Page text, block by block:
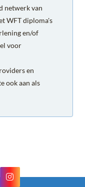
netwerk van
WFT diploma's
en/of
voor
en
ook aan als